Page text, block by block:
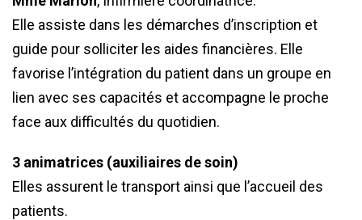
Elle assiste dans les démarches d’inscription et
guide pour solliciter les aides financières. Elle
favorise l’intégration du patient dans un groupe en
lien avec ses capacités et accompagne le proche
face aux difficultés du quotidien.
3 animatrices (auxiliaires de soin)
Elles assurent le transport ainsi que l’accueil des
patients.